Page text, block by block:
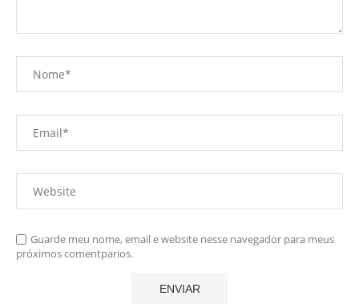
Guarde meu nome, email e website nesse navegador para meus
próximos comentparios.